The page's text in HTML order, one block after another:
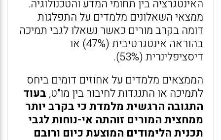
האינטגרציה בין תחומי המדע והטכנולוגיה.
ממצאי השאלונים מלמדים על התפלגות
דומה בקרב מורים כאשר נשאלו לגבי תמיכה
בהוראה אינטגרטיבית (47%) או
דיסציפלינרית (53%).
הממצאים מלמדים על אחוזים דומים ביחס
לתמיכה או התנגדות לחיבור בין מו"ט, בעוד
התגובה הרגשית מלמדת כי בקרב יותר
ממחצית המורים זוהתה אי-נוחות לגבי
תכנית הלימודים המוצעת כיום ורובם